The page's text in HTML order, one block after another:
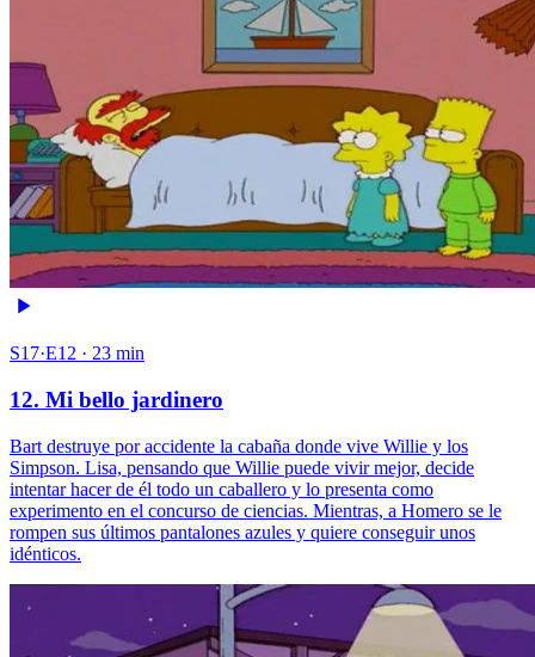
S17·E12 · 23 min
12. Mi bello jardinero
Bart destruye por accidente la cabaña donde vive Willie y los
Simpson. Lisa, pensando que Willie puede vivir mejor, decide
intentar hacer de él todo un caballero y lo presenta como
experimento en el concurso de ciencias. Mientras, a Homero se le
rompen sus últimos pantalones azules y quiere conseguir unos
idénticos.